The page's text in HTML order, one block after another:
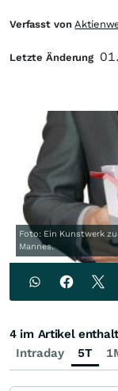
Foto: Ein Kunstwerk
Mannes.
Verfasst von
Letzte Änderung
Intraday 5T
4 im Artikel